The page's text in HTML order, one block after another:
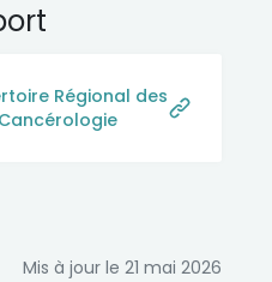
Régional des
Mis à jour le 21 mai 2026